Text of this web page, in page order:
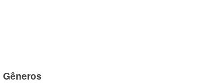
Gêneros